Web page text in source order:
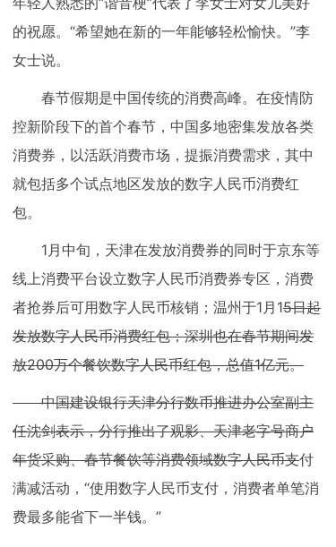
的祝愿。“希望她在新的一年能够轻松愉快。”李
女士说。
春节假期是中国传统的消费高峰。在疫情防
控新阶段下的首个春节，中国多地密集发放各类
消费券，以活跃消费市场，提振消费需求，其中
就包括多个试点地区发放的数字人民币消费红
包。
1月中旬，天津在发放消费券的同时于京东等
线上消费平台设立数字人民币消费券专区，消费
者抢券后可用数字人民币核销；温州于1月15日起
发放数字人民币消费红包；深圳也在春节期间发
放200万个餐饮数字人民币红包，总值1亿元。
中国建设银行天津分行数币推进办公室副主
任沈剑表示，分行推出了观影、天津老字号商户
年货采购、春节餐饮等消费领域数字人民币支付
满减活动，“使用数字人民币支付，消费者单笔消
费最多能省下一半钱。”